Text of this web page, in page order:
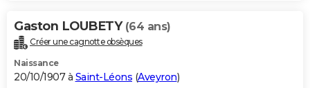
Gaston LOUBETY (64 ans)
Créer une cagnotte obsèques
Naissance
20/10/1907 à Saint-Léons (Aveyron)